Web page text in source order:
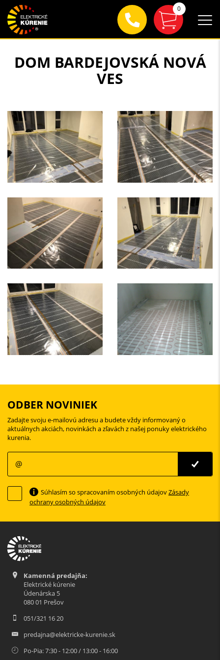
DOM BARDEJOVSKÁ NOVÁ
VES
ODBER NOVINIEK
Zadajte svoju e-mailovú adresu a budete vždy informovaný o
aktuálnych akciách, novinkách a zľavách z našej ponuky elektrického
kurenia.
Súhlasím so spracovaním osobných údajovZásady
ochrany osobných údajov
Kamenná predajňa:
Elektrické kúrenie
Údenárska 5
080 01 Prešov
051/321 16 20
predajna@elektricke-kurenie.sk
Po-Pia: 7:30 - 12:00 / 13:00 - 16:00
0